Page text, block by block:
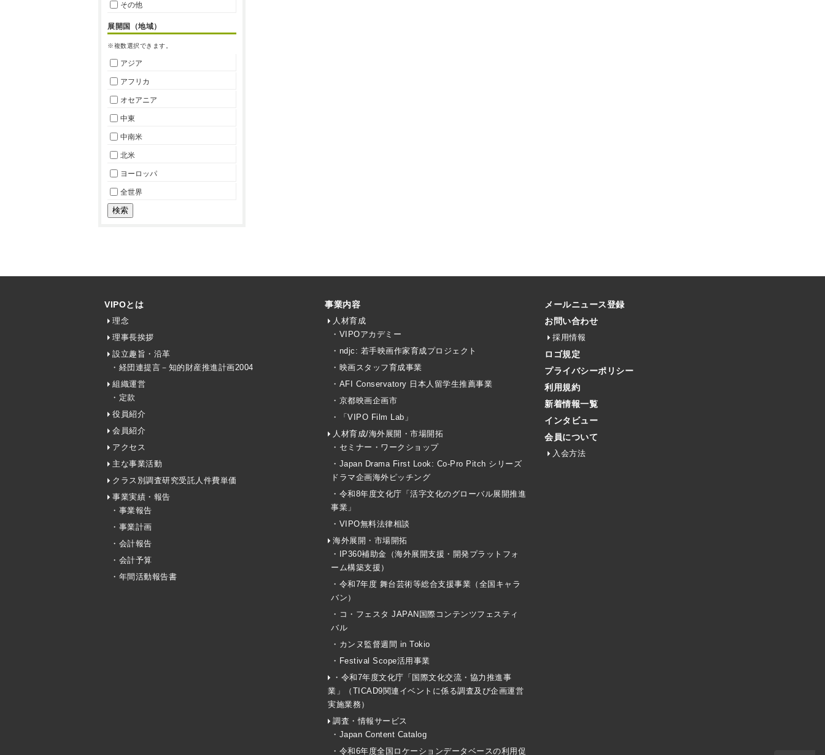
その他
展開国（地域）
※複数選択できます。
アジア
アフリカ
オセアニア
中東
中南米
北米
ヨーロッパ
全世界
VIPOとは
理念
理事長挨拶
設立趣旨・沿革
・経団連提言－知的財産推進計画2004
組織運営
・定款
役員紹介
会員紹介
アクセス
主な事業活動
クラス別調査研究受託人件費単価
事業実績・報告
・事業報告
・事業計画
・会計報告
・会計予算
・年間活動報告書
事業内容
人材育成
・VIPOアカデミー
・ndjc: 若手映画作家育成プロジェクト
・映画スタッフ育成事業
・AFI Conservatory 日本人留学生推薦事業
・京都映画企画市
・「VIPO Film Lab」
人材育成/海外展開・市場開拓
・セミナー・ワークショップ
・Japan Drama First Look: Co-Pro Pitch シリーズ
ドラマ企画海外ピッチング
・令和8年度文化庁「活字文化のグローバル展開推進
事業」
・VIPO無料法律相談
海外展開・市場開拓
・IP360補助金（海外展開支援・開発プラットフォ
ーム構築支援）
・令和7年度 舞台芸術等総合支援事業（全国キャラ
バン）
・コ・フェスタ JAPAN国際コンテンツフェスティ
バル
・カンヌ監督週間 in Tokio
・Festival Scope活用事業
・令和7年度文化庁「国際文化交流・協力推進事
業」（TICAD9関連イベントに係る調査及び企画運営
実施業務）
調査・情報サービス
・Japan Content Catalog
・令和6年度全国ロケーションデータベースの利用促
メールニュース登録
お問い合わせ
採用情報
ロゴ規定
プライバシーポリシー
利用規約
新着情報一覧
インタビュー
会員について
入会方法